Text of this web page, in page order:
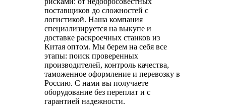
поставщиков до сложностей с
логистикой. Наша компания
специализируется на выкупе и
доставке раскроечных станков из
Китая оптом. Мы берем на себя все
этапы: поиск проверенных
производителей, контроль качества,
таможенное оформление и перевозку в
Россию. С нами вы получаете
оборудование без переплат и с
гарантией надежности.